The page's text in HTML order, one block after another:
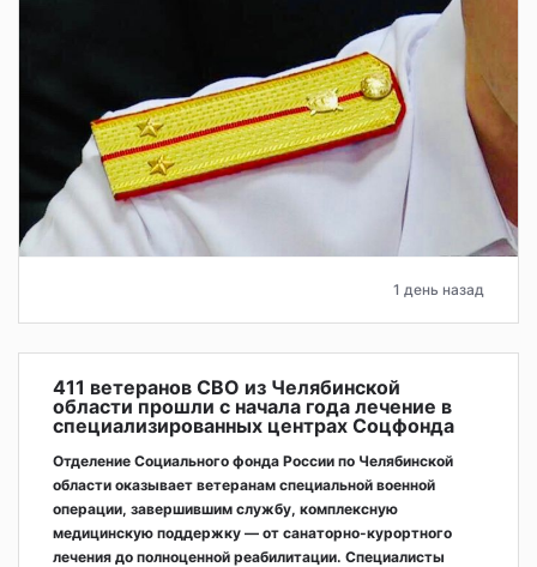
1 день назад
411 ветеранов СВО из Челябинской
области прошли с начала года лечение в
специализированных центрах Соцфонда
Отделение Социального фонда России по Челябинской
области оказывает ветеранам специальной военной
операции, завершившим службу, комплексную
медицинскую поддержку — от санаторно-курортного
лечения до полноценной реабилитации. Специалисты